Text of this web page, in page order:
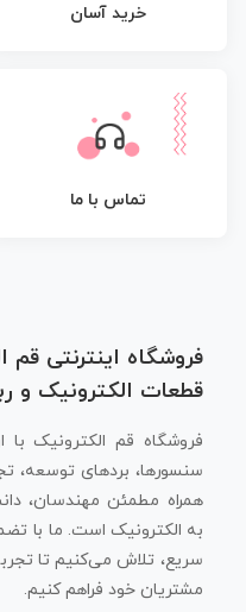
خرید آسان
تماس با ما
فروشگاه اینترنتی
قطعات الکترونیک و
فروشگاه قم الکترونیک با
سنسورها، بردهای توسعه،
همراه مطمئن مهندسان،
به الکترونیک است. ما با
سریع، تلاش می‌کنیم تا
مشتریان خود فراهم کنیم.